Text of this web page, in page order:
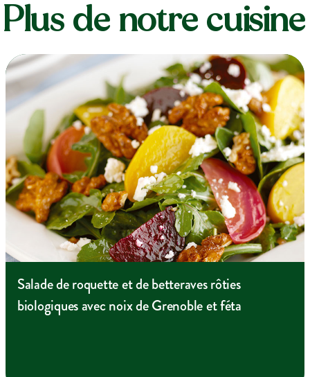
Plus de notre cuisine
Salade de roquette et de betteraves rôties
biologiques avec noix de Grenoble et féta